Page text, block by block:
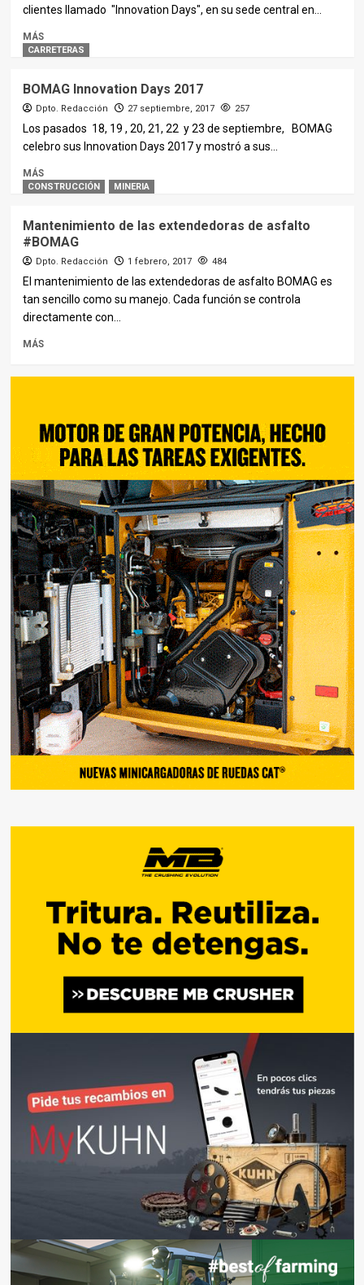
clientes llamado "Innovation Days", en su sede central en...
MÁS
CARRETERAS
BOMAG Innovation Days 2017
Dpto. Redacción 27 septiembre, 2017 257
Los pasados 18, 19 , 20, 21, 22 y 23 de septiembre, BOMAG
celebro sus Innovation Days 2017 y mostró a sus...
MÁS
CONSTRUCCIÓN MINERIA
Mantenimiento de las extendedoras de asfalto
#BOMAG
Dpto. Redacción 1 febrero, 2017 484
El mantenimiento de las extendedoras de asfalto BOMAG es
tan sencillo como su manejo. Cada función se controla
directamente con...
MÁS